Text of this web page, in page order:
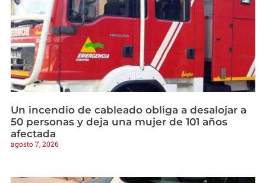
Un incendio de cableado obliga a desalojar a
50 personas y deja una mujer de 101 años
afectada
agosto 7, 2026